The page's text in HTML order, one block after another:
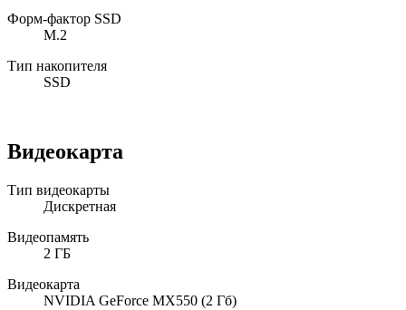
Форм-фактор SSD
M.2
Тип накопителя
SSD
Видеокарта
Тип видеокарты
Дискретная
Видеопамять
2 ГБ
Видеокарта
NVIDIA GeForce MX550 (2 Гб)